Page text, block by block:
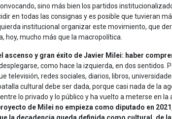
sino más bien los partidos
en todas las consignas y es posible que tuvieran
institucional organizar este movimiento, que
hoy, mucho más que la macropolítica.
ascenso y gran éxito de Javier Milei: haber
como hace la izquierda, en dos sentidos.
televisión, redes sociales, diarios, libros,
cultural debe ser dada, porque casi nada de la
lo privado y lo público y ha vuelto a meterse en la
de Milei no empieza como diputado en